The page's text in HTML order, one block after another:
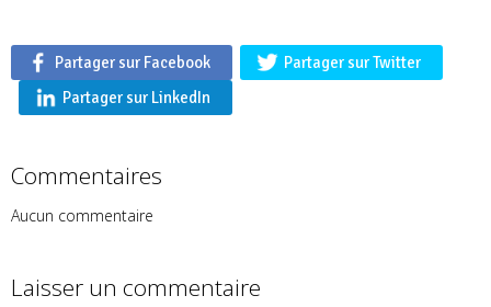
Partager sur Facebook
Partager sur Twitter
Partager sur LinkedIn
Commentaires
Aucun commentaire
Laisser un commentaire